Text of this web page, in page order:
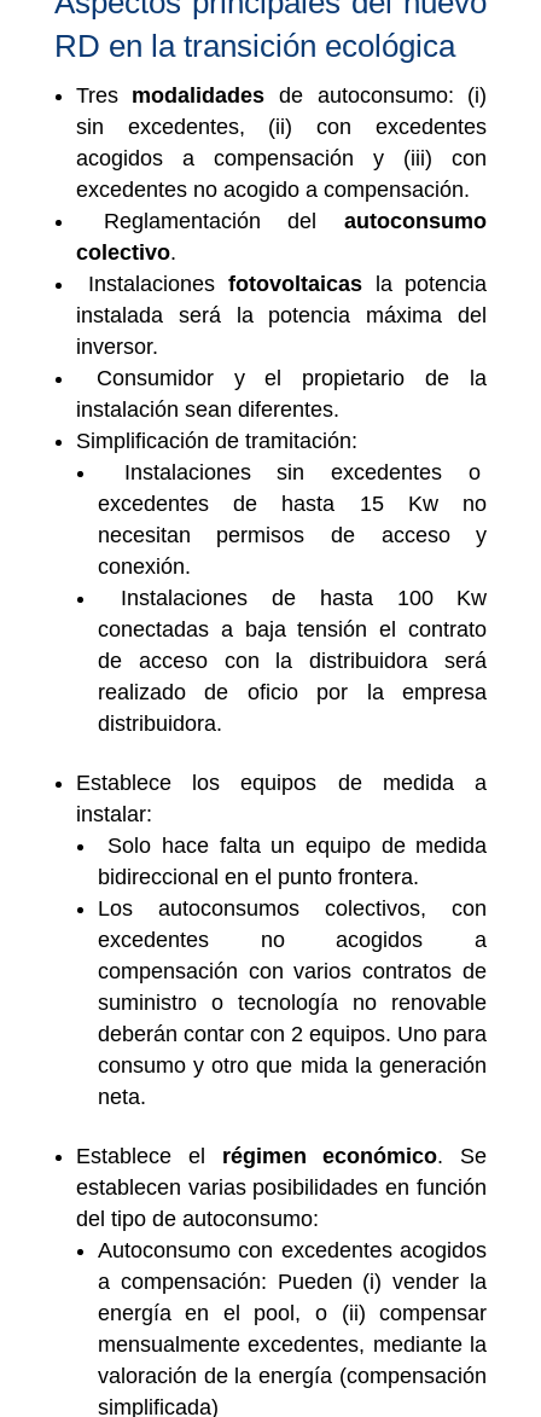
RD en la transición ecológica
Tres modalidades de autoconsumo: (i)
sin excedentes, (ii) con excedentes
acogidos a compensación y (iii) con
excedentes no acogido a compensación.
Reglamentación delautoconsumo
colectivo.
Instalaciones fotovoltaicas la potencia
instalada será la potencia máxima del
inversor.
Consumidor y el propietario de la
instalación sean diferentes.
Simplificación de tramitación:
Instalaciones sin excedentes o
excedentes de hasta 15 Kw no
necesitan permisos de acceso y
conexión.
Instalaciones de hasta 100 Kw
conectadas a baja tensión el contrato
de acceso con la distribuidora será
realizado de oficio por la empresa
distribuidora.
Establece los equipos de medida a
instalar:
Solo hace falta un equipo de medida
bidireccional en el punto frontera.
Los autoconsumos colectivos, con
excedentes no acogidos a
compensación con varios contratos de
suministro o tecnología no renovable
deberán contar con 2 equipos. Uno para
consumo y otro que mida la generación
neta.
Establece el régimen económico. Se
establecen varias posibilidades en función
del tipo de autoconsumo:
Autoconsumo con excedentes acogidos
a compensación: Pueden (i) vender la
energía en el pool, o (ii) compensar
mensualmente excedentes, mediante la
valoración de la energía (compensación
simplificada)